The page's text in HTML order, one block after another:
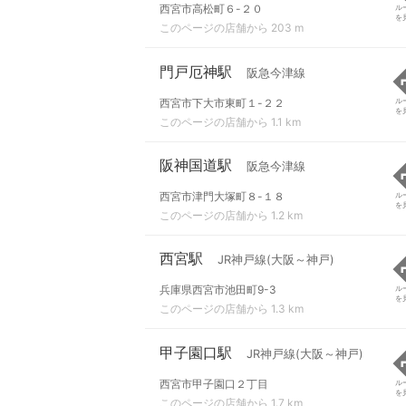
西宮市高松町６-２０
このページの店舗から 203 m
ル
を
門戸厄神駅 阪急今津線
西宮市下大市東町１-２２
このページの店舗から 1.1 km
ル
を
阪神国道駅 阪急今津線
西宮市津門大塚町８-１８
このページの店舗から 1.2 km
ル
を
西宮駅 JR神戸線(大阪～神戸)
兵庫県西宮市池田町9-3
このページの店舗から 1.3 km
ル
を
甲子園口駅 JR神戸線(大阪～神戸)
西宮市甲子園口２丁目
このページの店舗から 1.7 km
ル
を